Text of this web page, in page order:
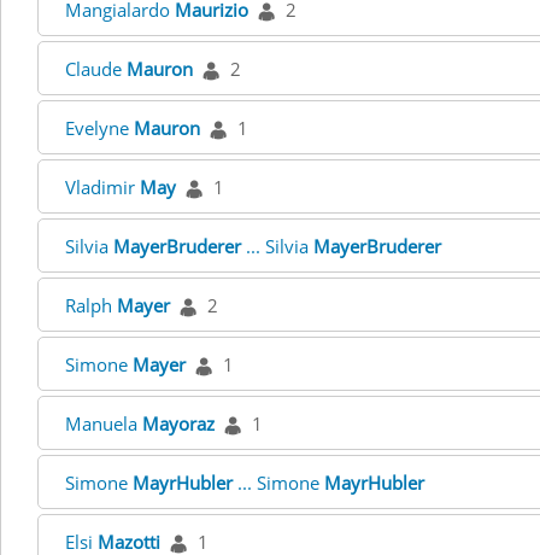
Mangialardo Maurizio 2
Claude Mauron 2
Evelyne Mauron 1
Vladimir May 1
Silvia MayerBruderer... Silvia MayerBruderer
Ralph Mayer 2
Simone Mayer 1
Manuela Mayoraz 1
Simone MayrHubler... Simone MayrHubler
Elsi Mazotti 1